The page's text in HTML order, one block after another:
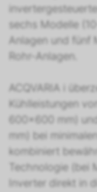
sechs Modelle
Anlagen und fünf
Rohr-Anlagen.
ACQVARIA i
Kühlleistungen
600x600 mm)
mm) bei
kombiniert
Technologie
Inverter direkt in